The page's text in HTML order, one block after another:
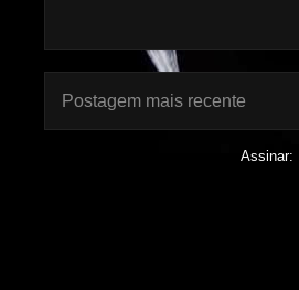
Postagem mais recente
Assinar: